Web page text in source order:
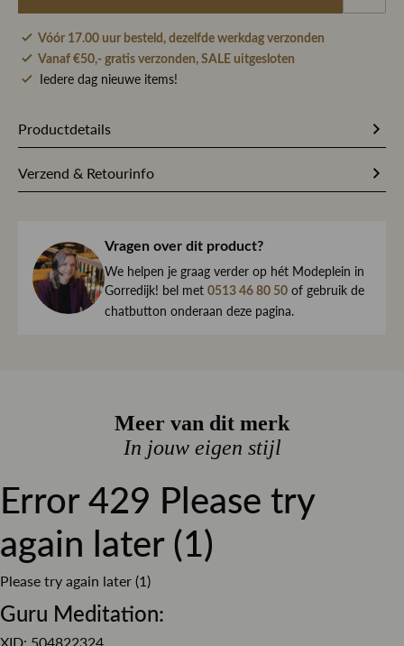
Vóór 17.00 uur besteld, dezelfde werkdag verzonden
Vanaf €50,- gratis verzonden, SALE uitgesloten
Iedere dag nieuwe items!
Productdetails
Stofsamenstelling
75% Katoen / 15% Lyocell / 5%
Elastomultiester / 2% Elastaan
Kleur Denim
Dessin Effen
Verzend & Retourinfo
haar direct naar je toe.
We begrijpen maar al te goed dat het kan gebeuren dat
een item toch niet helemaal naar wens is. Daarom ben je
altijd welkom om ieder artikel eerst te passen op ons
de winkel is dat altijd gratis. Lees hier meer over ruilen en
Lees meer over bezorgen, ruilen en retourneren
Vragen over dit product?
We helpen je graag verder op hét Modeplein in
Gorredijk! bel met 0513 46 80 50 of gebruik de
chatbutton onderaan deze pagina.
Meer van dit merk
In jouw eigen stijl
Error 429 Please try
again later (1)
Please try again later (1)
Guru Meditation:
XID: 504822324